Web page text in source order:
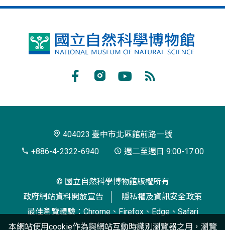
國
博
閱
404023 臺中市北區館前路一號
+886-4-2322-6940
週二至週日 9:00-17:00
© 國立自然科學博物館版權所有
政府網站資料開放宣告
隱私權及資訊安全政策
最佳瀏覽體驗：Chrome、Firefox、Edge、Safari
本網站使用cookie作為與網站互動時識別瀏覽器之用，瀏覽